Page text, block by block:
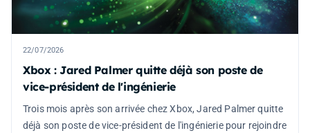
22/07/2026
Xbox : Jared Palmer quitte déjà son poste de
vice-président de l'ingénierie
Trois mois après son arrivée chez Xbox, Jared Palmer quitte
déjà son poste de vice-président de l'ingénierie pour rejoindre